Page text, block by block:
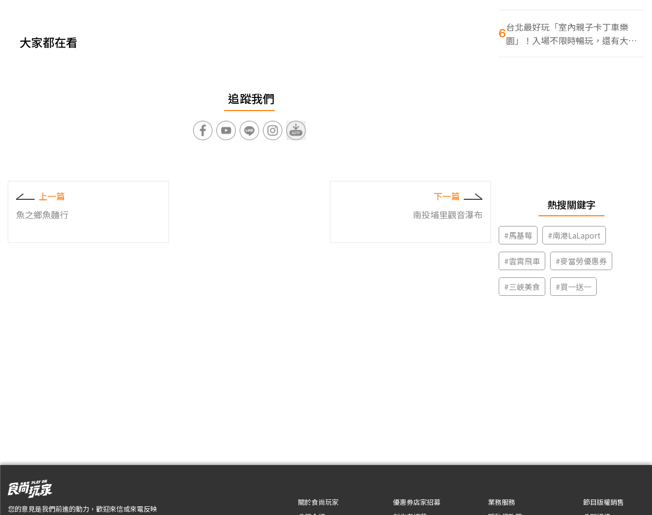
大家都在看
追蹤我們
上一篇
魚之鄉魚麵行
下一篇
南投埔里觀音瀑布
同框
6台北最好玩「室內親子卡丁車樂
園」！入場不限時暢玩，還有大螢
幕Switch遊戲區
熱搜關鍵字
#馬基莓 #南港LaLaport
#雲霄飛車 #麥當勞優惠券
#三峽美食 #買一送一
您的意見是我們前進的動力，歡迎來信或來電反映
關於食尚玩家
優惠券店家招募
業務服務
節目版權銷售